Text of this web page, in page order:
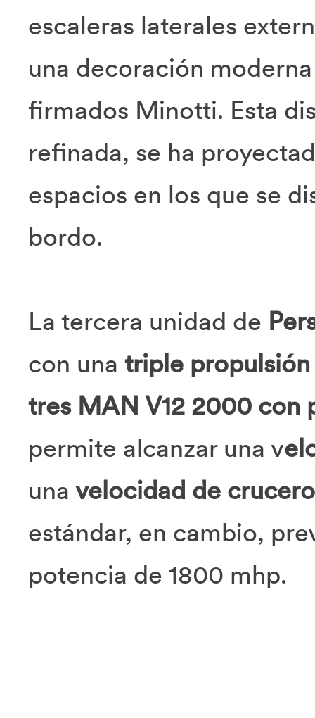
escaleras laterales
una decoración
firmados Minotti. Esta
refinada, se ha
espacios en los que se
bordo.
La tercera unidad de
con una triple
tres MAN V12 2000 con
permite alcanzar una v
una velocidad de
estándar, en cambio,
potencia de 1800 mhp.